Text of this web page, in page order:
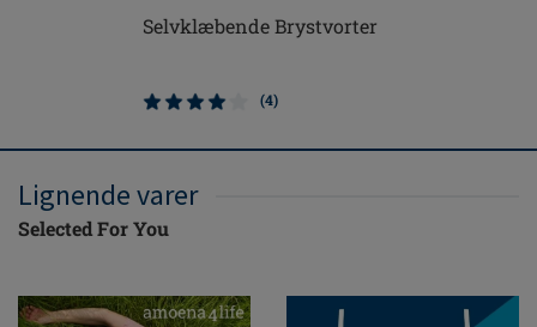
Selvklæbende Brystvorter
(4)
Lignende varer
Selected For You